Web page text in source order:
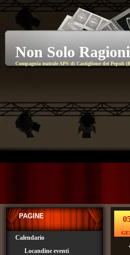
Non Solo
Compagnia teatrale APS di Castiglione dei Pepoli
PAGINE
Calendario
Locandine eventi